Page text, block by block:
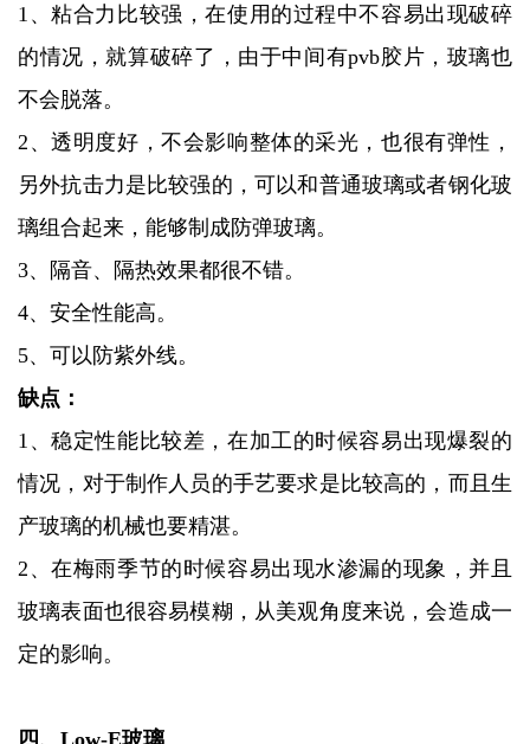
1、粘合力比较强，在使用的过程中不容易出现破碎
的情况，就算破碎了，由于中间有pvb胶片，玻璃也
不会脱落。
2、透明度好，不会影响整体的采光，也很有弹性，
另外抗击力是比较强的，可以和普通玻璃或者钢化玻
璃组合起来，能够制成防弹玻璃。
3、隔音、隔热效果都很不错。
4、安全性能高。
5、可以防紫外线。
缺点：
1、稳定性能比较差，在加工的时候容易出现爆裂的
情况，对于制作人员的手艺要求是比较高的，而且生
产玻璃的机械也要精湛。
2、在梅雨季节的时候容易出现水渗漏的现象，并且
玻璃表面也很容易模糊，从美观角度来说，会造成一
定的影响。
四、Low-E玻璃